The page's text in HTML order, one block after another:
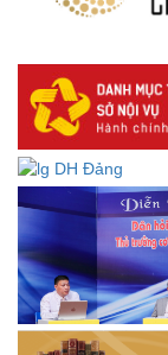
hợp liên ngành
Thông báo về
thực hiện
NQ/TW
Thư chúc
niệm 78 năm
thống ngành
Thông báo về
thi dân vận